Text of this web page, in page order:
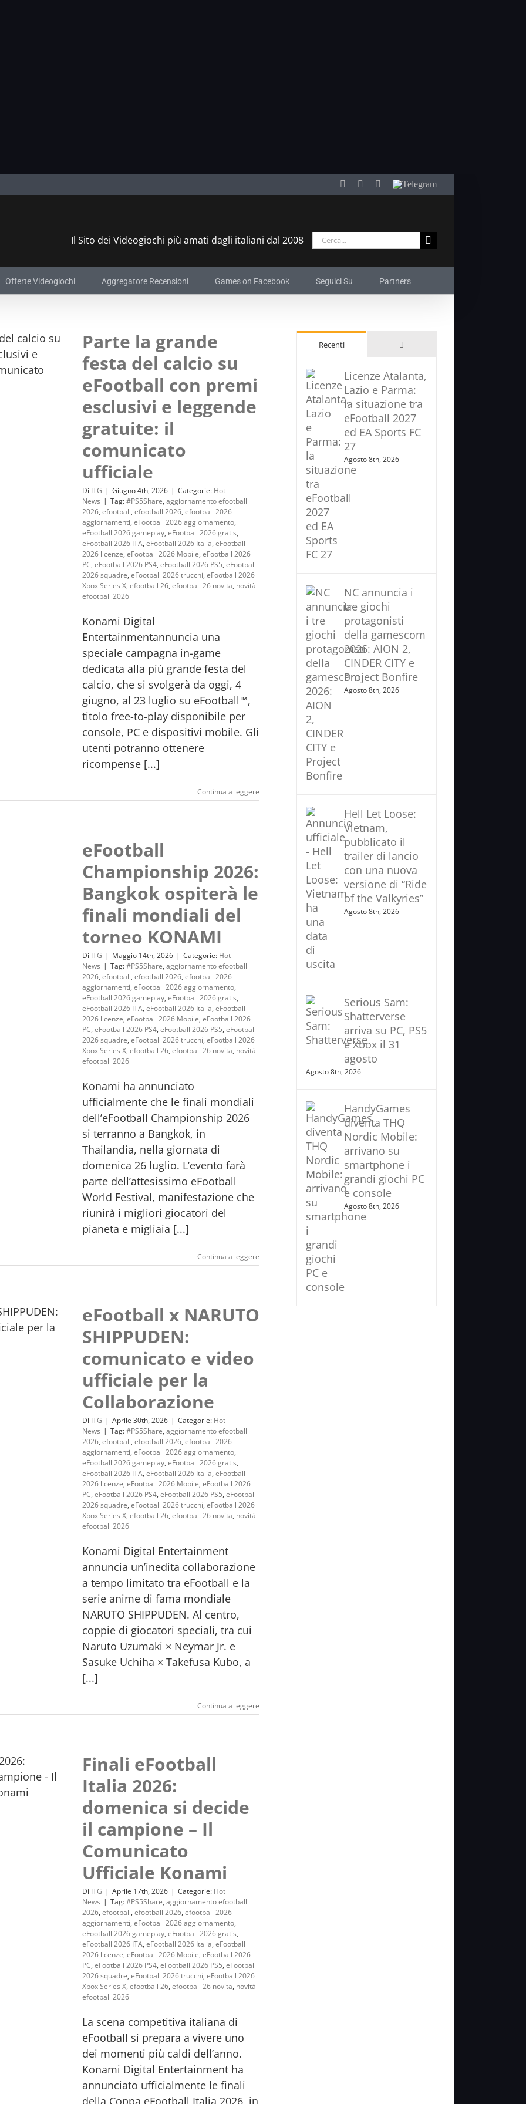
Facebook
TwitterYouTube
Telegram
Il Sito dei Videogiochi più amati dagli italiani dal 2008
Cerca
Offerte Videogiochi Aggregatore Recensioni Games on Facebook Seguici Su Partners
Parte la grande
festa del calcio su
eFootball con premi
esclusivi e leggende
gratuite: il
comunicato
ufficiale
Di ITG | Giugno 4th, 2026 | Categorie: Hot
News | Tag:#PS5Share, aggiornamento efootball
2026, efootball, efootball 2026, efootball 2026
aggiornamenti, eFootball 2026 aggiornamento,
eFootball 2026 gameplay, eFootball 2026 gratis,
eFootball 2026 ITA, eFootball 2026 Italia, eFootball
2026 licenze, eFootball 2026 Mobile, eFootball 2026
PC, eFootball 2026 PS4, eFootball 2026 PS5, eFootball
2026 squadre, eFootball 2026 trucchi, eFootball 2026
Xbox Series X, efootball 26, efootball 26 novita, novità
efootball 2026
Konami Digital
Entertainmentannuncia una
speciale campagna in-game
dedicata alla più grande festa del
calcio, che si svolgerà da oggi, 4
giugno, al 23 luglio su eFootball™,
titolo free-to-play disponibile per
console, PC e dispositivi mobile. Gli
utenti potranno ottenere
ricompense [...]
Continua a leggere
eFootball
Championship 2026:
Bangkok ospiterà le
finali mondiali del
torneo KONAMI
Di ITG | Maggio 14th, 2026 | Categorie: Hot
News | Tag:#PS5Share, aggiornamento efootball
2026, efootball, efootball 2026, efootball 2026
aggiornamenti, eFootball 2026 aggiornamento,
eFootball 2026 gameplay, eFootball 2026 gratis,
eFootball 2026 ITA, eFootball 2026 Italia, eFootball
2026 licenze, eFootball 2026 Mobile, eFootball 2026
PC, eFootball 2026 PS4, eFootball 2026 PS5, eFootball
2026 squadre, eFootball 2026 trucchi, eFootball 2026
Xbox Series X, efootball 26, efootball 26 novita, novità
efootball 2026
Konami ha annunciato
ufficialmente che le finali mondiali
dell’eFootball Championship 2026
si terranno a Bangkok, in
Thailandia, nella giornata di
domenica 26 luglio. L’evento farà
parte dell’attesissimo eFootball
World Festival, manifestazione che
riunirà i migliori giocatori del
pianeta e migliaia [...]
Continua a leggere
eFootball x NARUTO
SHIPPUDEN:
comunicato e video
ufficiale per la
Collaborazione
Di ITG | Aprile 30th, 2026 | Categorie: Hot
News | Tag:#PS5Share, aggiornamento efootball
2026, efootball, efootball 2026, efootball 2026
aggiornamenti, eFootball 2026 aggiornamento,
eFootball 2026 gameplay, eFootball 2026 gratis,
eFootball 2026 ITA, eFootball 2026 Italia, eFootball
2026 licenze, eFootball 2026 Mobile, eFootball 2026
PC, eFootball 2026 PS4, eFootball 2026 PS5, eFootball
2026 squadre, eFootball 2026 trucchi, eFootball 2026
Xbox Series X, efootball 26, efootball 26 novita, novità
efootball 2026
Konami Digital Entertainment
annuncia un’inedita collaborazione
a tempo limitato tra eFootball e la
serie anime di fama mondiale
NARUTO SHIPPUDEN. Al centro,
coppie di giocatori speciali, tra cui
Naruto Uzumaki × Neymar Jr. e
Sasuke Uchiha × Takefusa Kubo, a
[...]
Continua a leggere
Finali eFootball
Italia 2026:
domenica si decide
il campione – Il
Comunicato
Ufficiale Konami
Di ITG | Aprile 17th, 2026 | Categorie: Hot
News | Tag:#PS5Share, aggiornamento efootball
2026, efootball, efootball 2026, efootball 2026
aggiornamenti, eFootball 2026 aggiornamento,
eFootball 2026 gameplay, eFootball 2026 gratis,
eFootball 2026 ITA, eFootball 2026 Italia, eFootball
2026 licenze, eFootball 2026 Mobile, eFootball 2026
PC, eFootball 2026 PS4, eFootball 2026 PS5, eFootball
2026 squadre, eFootball 2026 trucchi, eFootball 2026
Xbox Series X, efootball 26, efootball 26 novita, novità
efootball 2026
La scena competitiva italiana di
eFootball si prepara a vivere uno
dei momenti più caldi dell’anno.
Konami Digital Entertainment ha
annunciato ufficialmente le finali
della Coppa eFootball Italia 2026, in
Recenti Commenti
Licenze Atalanta,
Lazio e Parma:
la situazione tra
eFootball 2027
ed EA Sports FC
27
Agosto 8th, 2026
NC annuncia i
tre giochi
protagonisti
della gamescom
2026: AION 2,
CINDER CITY e
Project Bonfire
Agosto 8th, 2026
Hell Let Loose:
Vietnam,
pubblicato il
trailer di lancio
con una nuova
versione di “Ride
of the Valkyries”
Agosto 8th, 2026
Serious Sam:
Shatterverse
arriva su PC, PS5
e Xbox il 31
agosto
Agosto 8th, 2026
HandyGames
diventa THQ
Nordic Mobile:
arrivano su
smartphone i
grandi giochi PC
e console
Agosto 8th, 2026